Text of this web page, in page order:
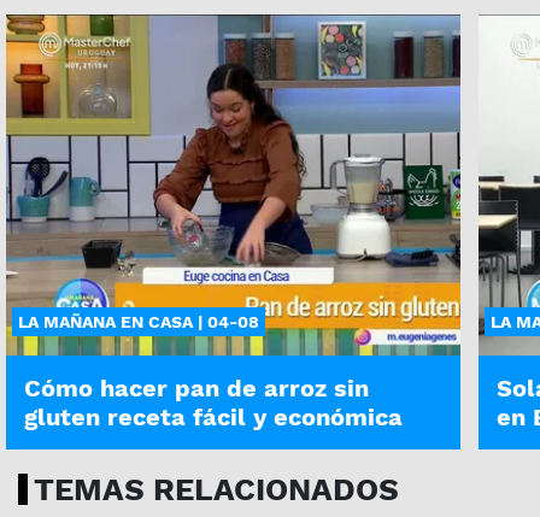
LA MAÑANA EN CASA | 04-08
Cómo hacer pan de arroz sin
gluten receta fácil y económica
LA
en
TEMAS RELACIONADOS